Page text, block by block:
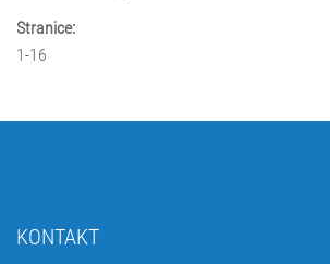
Stranice:
1-16
KONTAKT